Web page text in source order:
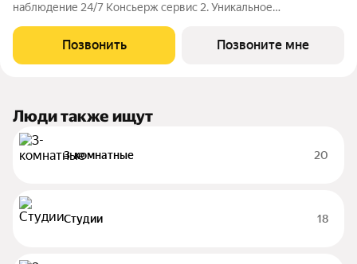
наблюдение 24/7 Консьерж сервис 2. Уникальное
этаже Библиотека Спортивная зона Детский уголок 3.
Комфортный паркинг Закрытый паркинг на 1
Позвонить Позвоните мне
Люди также ищут
3-комнатные 20
Студии 18